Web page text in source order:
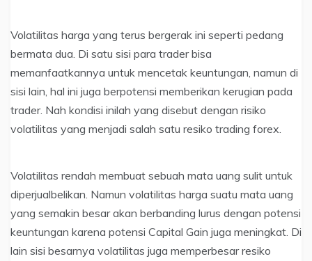
Volatilitas harga yang terus bergerak ini seperti pedang
bermata dua. Di satu sisi para trader bisa
memanfaatkannya untuk mencetak keuntungan, namun di
sisi lain, hal ini juga berpotensi memberikan kerugian pada
trader. Nah kondisi inilah yang disebut dengan risiko
volatilitas yang menjadi salah satu resiko trading forex.
Volatilitas rendah membuat sebuah mata uang sulit untuk
diperjualbelikan. Namun volatilitas harga suatu mata uang
yang semakin besar akan berbanding lurus dengan potensi
keuntungan karena potensi Capital Gain juga meningkat. Di
lain sisi besarnya volatilitas juga memperbesar resiko